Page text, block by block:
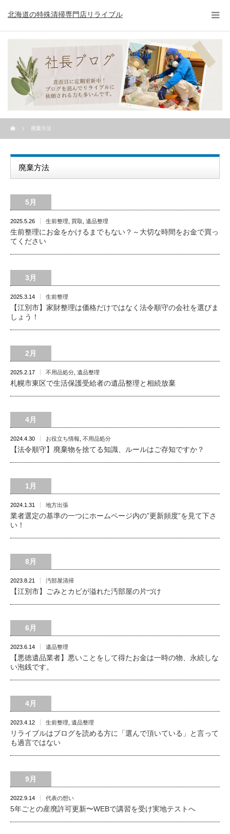
北海道の特殊清掃専門店リライブル
廃棄方法
廃棄方法
5月
2025.5.26 生前整理 買取 遺品整理
生前整理にお金をかけるまでもない？～大切な時間をお金で買っ
てください
3月
2025.3.14 生前整理
【江別市】家財整理は価格だけではなく法令順守の会社を選びま
しょう！
2月
2025.2.17 不用品処分 遺品整理
札幌市東区で生活保護受給者の遺品整理と相続放棄
4月
2024.4.30 お役立ち情報 不用品処分
【法令順守】廃棄物を捨てる知識、ルールはご存知ですか？
1月
2024.1.31 地方出張
業者選定の基準の一つにホームページ内の”更新頻度”を見て下さ
い！
8月
2023.8.21 汚部屋清掃
【江別市】ごみとカビが溢れた汚部屋の片づけ
6月
2023.6.14 遺品整理
【悪徳遺品業者】悪いことをして得たお金は一時の物、永続しな
い泡銭です。
4月
2023.4.12 生前整理 遺品整理
リライブルはブログを読める方に「選んで頂いている」と言って
も過言ではない
9月
2022.9.14 代表の想い
5年ごとの産廃許可更新〜WEBで講習を受け実地テストへ